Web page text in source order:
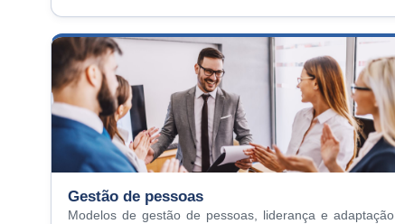
Gestão de pessoas
Modelos de gestão de pessoas, liderança e adaptação